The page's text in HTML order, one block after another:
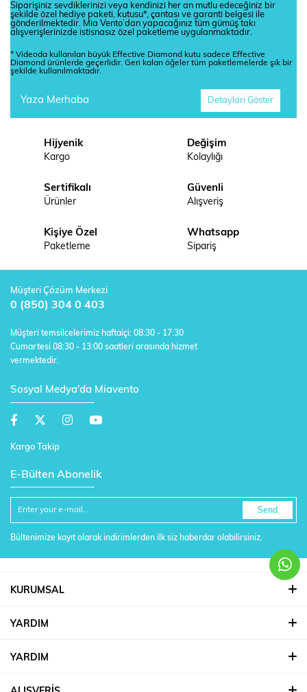
Siparişiniz sevdiklerinizi veya kendinizi her an mutlu edeceğiniz bir
şekilde özel hediye paketi, kutusu*, çantası ve garanti belgesi ile
gönderilmektedir. Mia Vento’dan yapacağınız tüm gümüş takı
alışverişlerinizde istisnasız özel paketleme uygulanmaktadır.
* Videoda kullanılan büyük Effective Diamond kutu sadece Effective
Diamond ürünlerde geçerlidir. Geri kalan öğeler tüm paketlemelerde şık bir
şekilde kullanılmaktadır.
Yaza Merhaba Detayları Göster
Hijyenik
Kargo
Değişim
Kolaylığı
Sertifikalı
Ürünler
Güvenli
Alışveriş
Kişiye Özel
Paketleme
Whatsapp
Sipariş
Müşteri Çözüm Merkezi
0 (850) 304 0 403
Müşteri temsilcelerimiz haftaiçi: 08:30 - 17:30
Cumartesi 08:30 - 13:00 saatleri arasında hizmet
vermektedir.
Sosyal Medya'da Miavento
Kargo Takip
E-Bülten Abonelik
Send
Bültenimize kayıt olarak indirimlerden ilk siz haberdar olabilirsiniz.
KURUMSAL
YARDIM
YARDIM